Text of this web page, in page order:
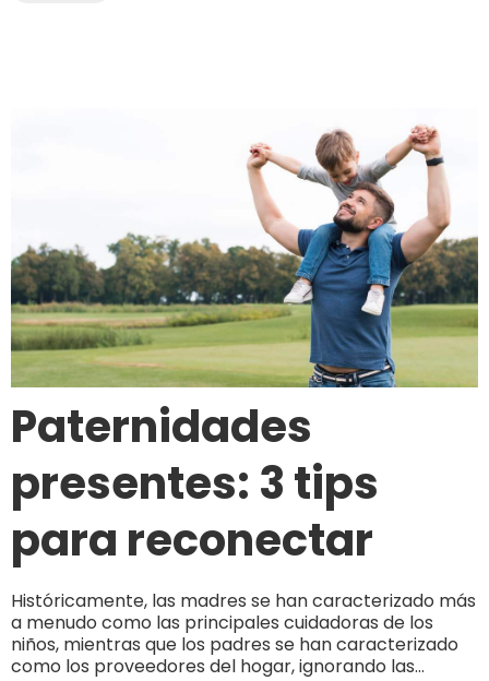
Paternidades
presentes: 3 tips
para reconectar
Históricamente, las madres se han caracterizado más
a menudo como las principales cuidadoras de los
niños, mientras que los padres se han caracterizado
como los proveedores del hogar, ignorando las...